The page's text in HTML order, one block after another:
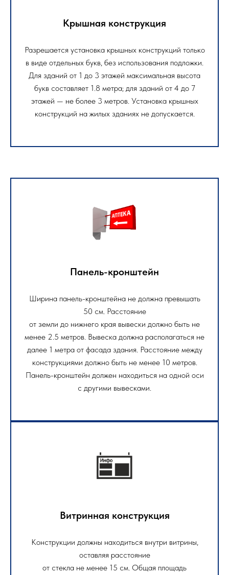
Крышная конструкция
Разрешается установка крышных конструкций только
в виде отдельных букв, без использования подложки.
Для зданий от 1 до 3 этажей максимальная высота
букв составляет 1.8 метра; для зданий от 4 до 7
этажей — не более 3 метров. Установка крышных
конструкций на жилых зданиях не допускается.
Панель-кронштейн
Ширина панель-кронштейна не должна превышать
50 см. Расстояние
от земли до нижнего края вывески должно быть не
менее 2.5 метров. Вывеска должна располагаться не
далее 1 метра от фасада здания. Расстояние между
конструкциями должно быть не менее 10 метров.
Панель-кронштейн должен находиться на одной оси
с другими вывесками.
Витринная конструкция
Конструкции должны находиться внутри витрины,
оставляя расстояние
от стекла не менее 15 см. Общая площадь